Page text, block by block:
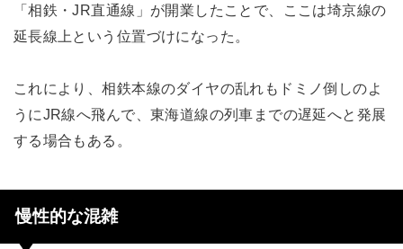
「相鉄・JR直通線」が開業したことで、ここは埼京線の
延長線上という位置づけになった。
これにより、相鉄本線のダイヤの乱れもドミノ倒しのよ
うにJR線へ飛んで、東海道線の列車までの遅延へと発展
する場合もある。
慢性的な混雑